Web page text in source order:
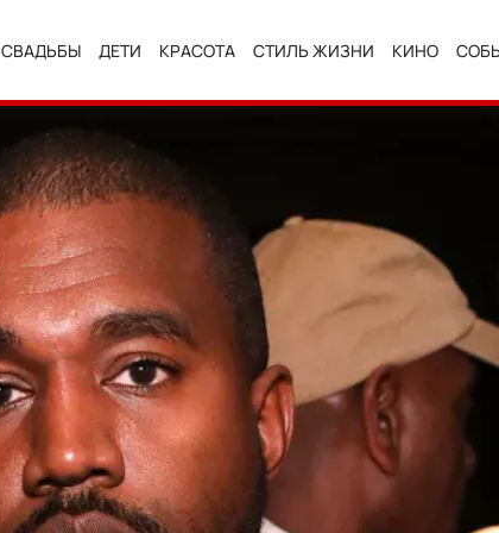
СВАДЬБЫ ДЕТИ КРАСОТА СТИЛЬ ЖИЗНИ КИНО